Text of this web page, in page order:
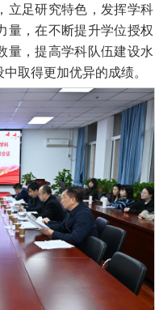
立足研究特色，发挥学科
量，在不断提升学位授权
量，提高学科队伍建设水
取得更加优异的成绩。